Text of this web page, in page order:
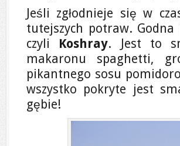
Jeśli zgłodnieje się w
tutejszych potraw.
czyli Koshray. Jest to
makaronu spaghetti,
pikantnego sosu
wszystko pokryte jest
gębie!